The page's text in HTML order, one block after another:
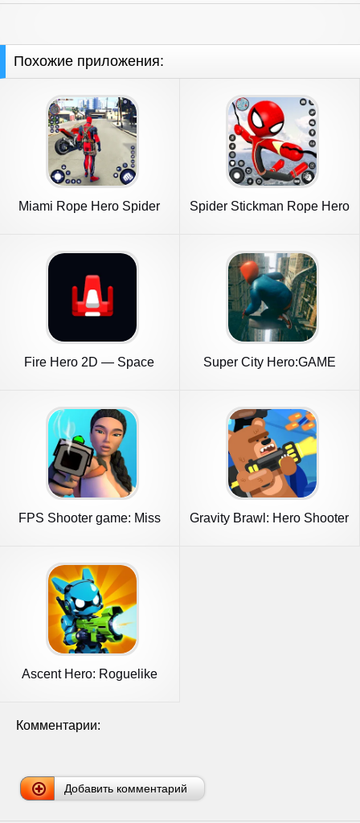
Похожие приложения:
Miami Rope Hero Spider
Spider Stickman Rope Hero
Fire Hero 2D — Space
Super City Hero:GAME
FPS Shooter game: Miss
Gravity Brawl: Hero Shooter
Ascent Hero: Roguelike
Комментарии:
Добавить комментарий